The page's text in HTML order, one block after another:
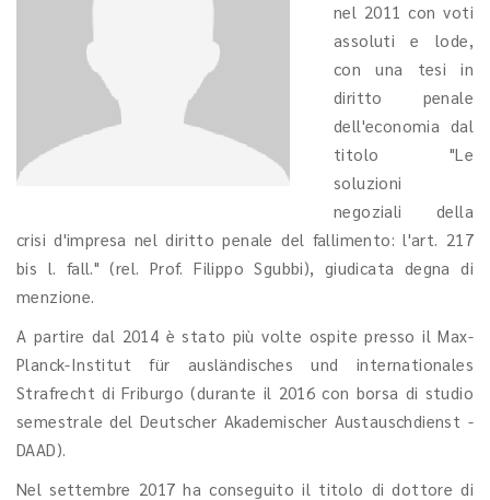
nel 2011 con voti
assoluti e lode,
con una tesi in
diritto penale
dell'economia dal
titolo "Le
soluzioni
negoziali della
crisi d'impresa nel diritto penale del fallimento: l'art. 217
bis l. fall." (rel. Prof. Filippo Sgubbi), giudicata degna di
menzione.
A partire dal 2014 è stato più volte ospite presso il Max-
Planck-Institut für ausländisches und internationales
Strafrecht di Friburgo (durante il 2016 con borsa di studio
semestrale del Deutscher Akademischer Austauschdienst -
DAAD).
Nel settembre 2017 ha conseguito il titolo di dottore di